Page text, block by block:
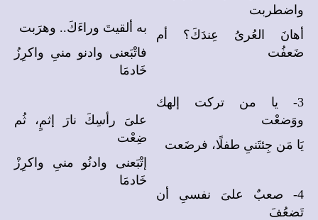
به ألقيتَ وراءَكَ.. وهرَبت
فاتْبَعنى وادنو منىِ واكرِزُ
خَادمَا
علىَ رأسِكَ نارَ إثمٍ، ثُم
ضِعْت
إتْبَعنى وادنُو منىِ واكرِزْ
خَادمَا
واضطربت
أهانَ العُرىُ عِندَكَ؟ أم
ضَعفُت
3- يا من تركت إلهك
ووَضعْت
يَا مَن جِئتَنىِ طفلًا، فرضَعت
4- صعبٌ علىَ نفسىِ أن
تَضعُفَ